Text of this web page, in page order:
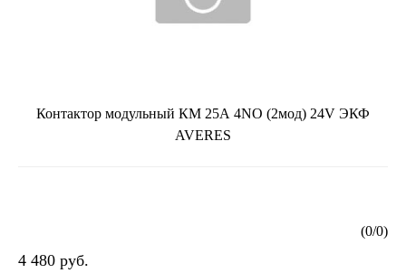
Контактор модульный КМ 25А 4NO (2мод) 24V ЭКФ
AVERES
(0/0)
4 480 руб.